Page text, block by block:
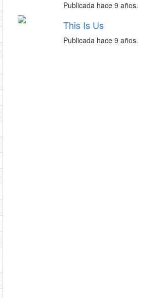
Publicada hace 9 años.
This Is Us
Publicada hace 9 años.